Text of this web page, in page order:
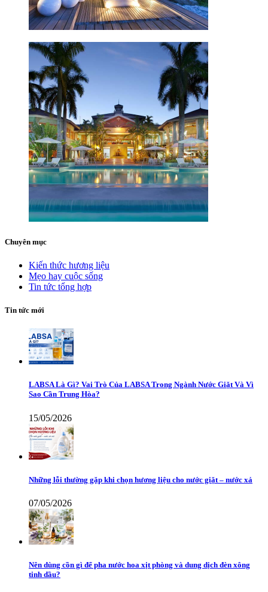
Chuyên mục
Kiến thức hương liệu
Mẹo hay cuộc sống
Tin tức tổng hợp
Tin tức mới
LABSA Là Gì? Vai Trò Của LABSA Trong Ngành Nước Giặt Và Vì
Sao Cần Trung Hòa?
15/05/2026
Những lỗi thường gặp khi chọn hương liệu cho nước giặt – nước xả
07/05/2026
Nên dùng cồn gì để pha nước hoa xịt phòng và dung dịch đèn xông
tinh dầu?